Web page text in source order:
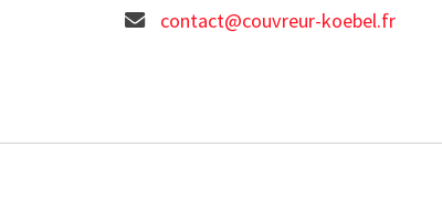
contact@couvreur-koebel.fr